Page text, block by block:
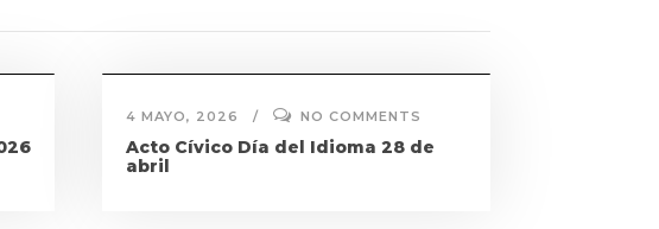
4 MAYO, 2026 NO COMMENTS
Acto Cívico Día del Idioma 28 de
abril